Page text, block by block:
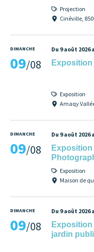
Projection
Cinéville,
DIMANCHE
09/08
Du 9 août 2026
Exposition
Amaqy
DIMANCHE
09/08
Du 9 août 2026
Exposition
Maison de
DIMANCHE
09/08
Du 9 août 2026
jardin